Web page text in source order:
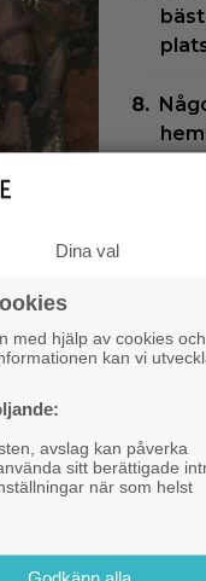
om
Dina val
med hjälp av cookies och
kan vi
avslag kan påverka
sitt berättigade
när som helst